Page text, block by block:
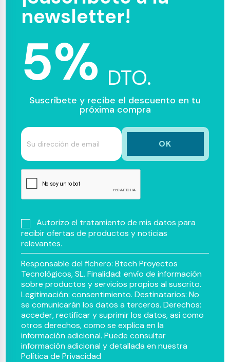
newsletter!
5% DTO.
Suscríbete y recibe el descuento en tu
próxima compra
Autorizo el tratamiento de mis datos para
recibir ofertas de productos y noticias
relevantes.
Responsable del fichero: Btech Proyectos
Tecnológicos, SL. Finalidad: envío de información
sobre productos y servicios propios al suscrito.
Legitimación: consentimiento. Destinatarios: No
se comunicarán los datos a terceros. Derechos:
acceder, rectificar y suprimir los datos, así como
otros derechos, como se explica en la
información adicional. Puede consultar
información adicional y detallada en nuestra
Política de Privacidad